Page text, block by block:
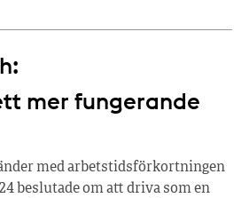
mer fungerande
med arbetstidsförkortningen
beslutade om att driva som en